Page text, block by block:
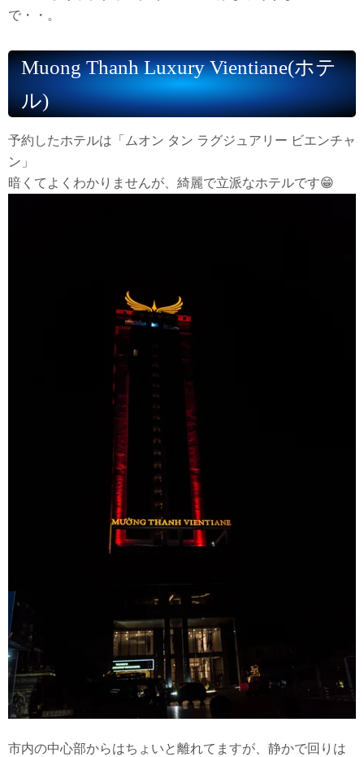
で・・。
Muong Thanh Luxury Vientiane(ホテ
ル)
予約したホテルは「ムオン タン ラグジュアリー ビエンチャ
ン」
暗くてよくわかりませんが、綺麗で立派なホテルです😁
市内の中心部からはちょいと離れてますが、静かで回りは